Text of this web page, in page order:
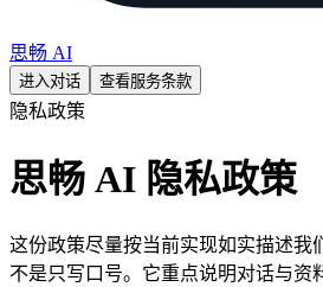
思畅 AI
进入对话 查看服务条款
隐私政策
思畅 AI 隐私政策
这份政策尽量按当前实现如实描述我
不是只写口号。它重点说明对话与资